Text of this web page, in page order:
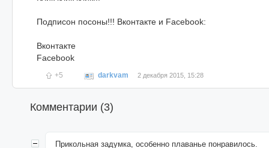
Подписон посоны!!! Вконтакте и Facebook:
Вконтакте
Facebook
+5 darkvam 2 декабря 2015, 15:28
Комментарии (3)
Прикольная задумка, особенно плаванье понравилось.